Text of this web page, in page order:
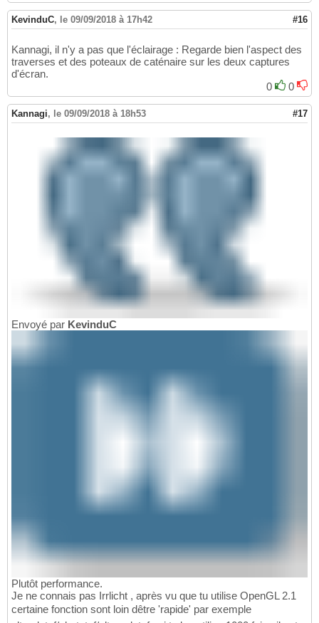
KevinduC, le 09/09/2018 à 17h42 #16
Kannagi, il n'y a pas que l'éclairage : Regarde bien l'aspect des
traverses et des poteaux de caténaire sur les deux captures
d'écran.
0
0
Kannagi, le 09/09/2018 à 18h53 #17
Envoyé par KevinduC
Plutôt performance.
Je ne connais pas Irrlicht , après vu que tu utilise OpenGL 2.1
certaine fonction sont loin dêtre 'rapide' par exemple